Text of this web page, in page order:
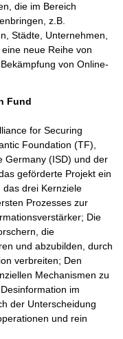
die im Bereich
z.B.
Städte, Unternehmen,
neue Reihe von
von Online-
Fund
for Securing
Foundation (TF),
Germany (ISD) und der
geförderte Projekt ein
das drei Kernziele
Prozesses zur
Die
die
und abzubilden, durch
verbreiten; Den
Mechanismen zu
im
der Unterscheidung
und rein